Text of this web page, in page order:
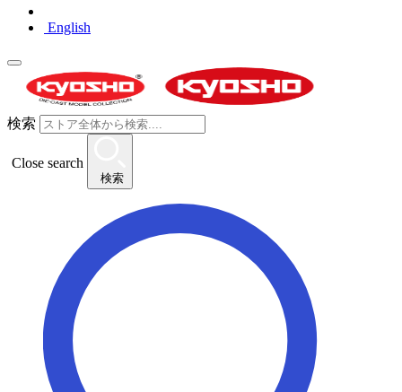
English
検索
Close search
検索